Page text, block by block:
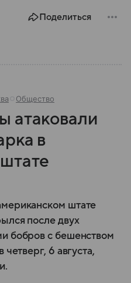
Поделиться
Общество
атаковали
в
штате
после двух
бобров с бешенством
6 августа,